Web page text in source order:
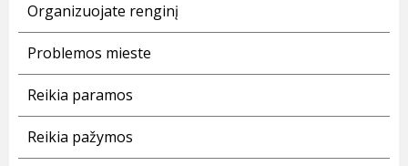
Organizuojate renginį
Problemos mieste
Reikia paramos
Reikia pažymos